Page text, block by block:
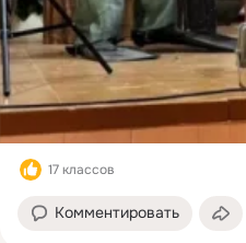
17 классов
Комментировать